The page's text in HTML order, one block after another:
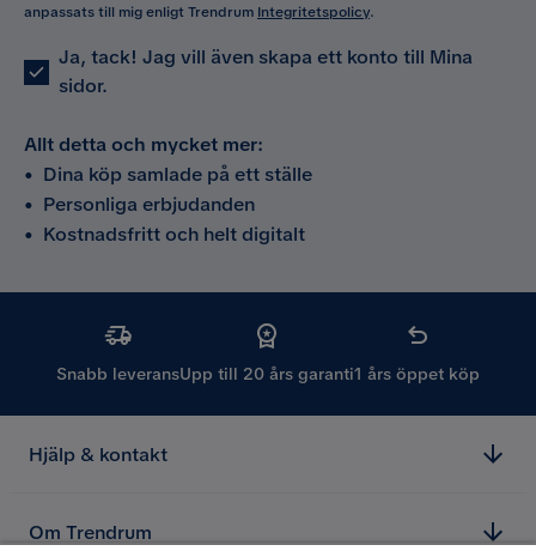
anpassats till mig enligt Trendrum Integritetspolicy.
Ja, tack! Jag vill även skapa ett konto till Mina
sidor.
Allt detta och mycket mer:
• Dina köp samlade på ett ställe
• Personliga erbjudanden
• Kostnadsfritt och helt digitalt
Snabb leveransUpp till 20 års garanti1 års öppet köp
Hjälp & kontakt
Om Trendrum